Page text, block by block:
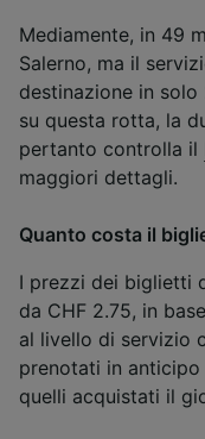
Mediamente, in 49
Salerno, ma il
destinazione in
su questa rotta, la
pertanto controlla il
maggiori dettagli.
Quanto costa il
I prezzi dei biglietti
da CHF 2.75, in
al livello di servizio
prenotati in
quelli acquistati il